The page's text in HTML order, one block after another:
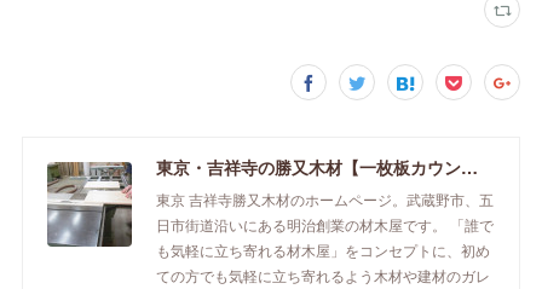
東京・吉祥寺の勝又木材【一枚板カウンター】
東京 吉祥寺勝又木材のホームページ。武蔵野市、五
日市街道沿いにある明治創業の材木屋です。 「誰で
も気軽に立ち寄れる材木屋」をコンセプトに、初め
ての方でも気軽に立ち寄れるよう木材や建材のガレ